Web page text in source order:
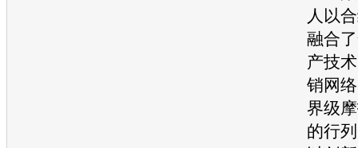
人以
融合
产技
销网
界级
的行